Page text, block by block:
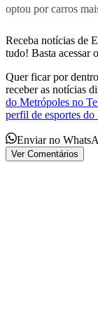
optou por carros
Receba notícias de
tudo! Basta acessar o
Quer ficar por
receber as notícias
do Metrópoles no
perfil de esportes
Enviar no
Ver Comentários